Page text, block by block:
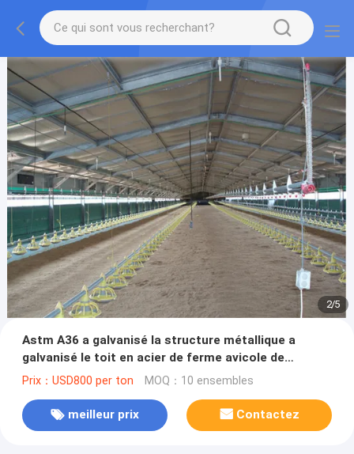
2/5
Astm A36 a galvanisé la structure métallique a
galvanisé le toit en acier de ferme avicole de
colonnes de poutre en double T
Prix：USD800 per ton MOQ：10 ensembles
meilleur prix Contactez